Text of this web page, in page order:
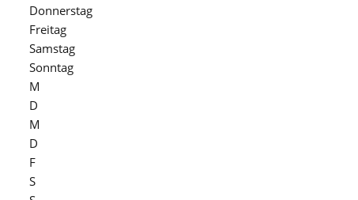
Donnerstag
Freitag
Samstag
Sonntag
M
D
M
D
F
S